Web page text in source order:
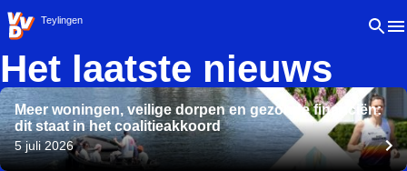
VVD.nl - Ga naar de homepage
Teylingen Open
Het laatste nieuws
Meer woningen, veilige dorpen en gezonde financiën:
dit staat in het coalitieakkoord
5 juli 2026